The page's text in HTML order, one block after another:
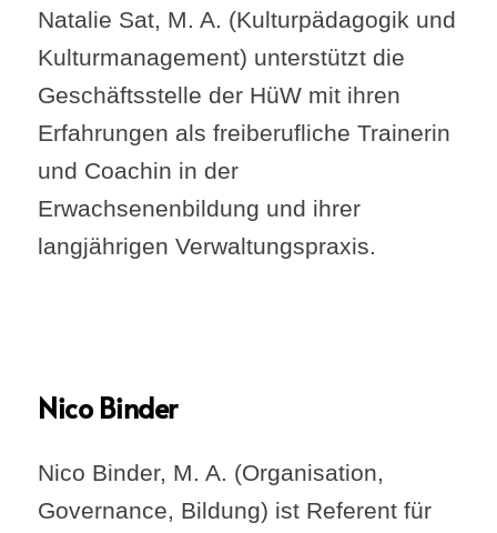
Natalie Sat, M. A. (Kulturpädagogik und
Kulturmanagement) unterstützt die
Geschäftsstelle der HüW mit ihren
Erfahrungen als freiberufliche Trainerin
und Coachin in der
Erwachsenenbildung und ihrer
langjährigen Verwaltungspraxis.
Nico Binder
Nico Binder, M. A. (Organisation,
Governance, Bildung) ist Referent für